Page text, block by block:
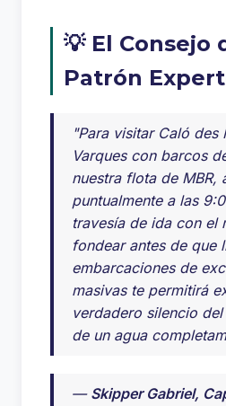
💡 El Consejo
Patrón
"Para visitar Caló des
Varques con barcos
nuestra flota de MBR,
puntualmente a las
travesía de ida con el
fondear antes de que
embarcaciones de
masivas te permitirá
verdadero silencio
de un agua
— Skipper Gabriel,